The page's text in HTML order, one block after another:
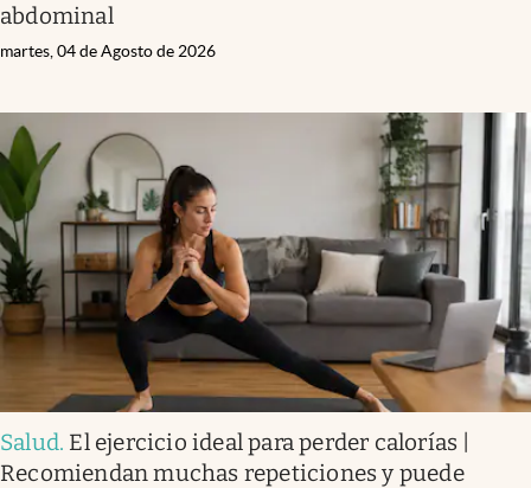
Argentina
abdominal
martes, 04 de Agosto de 2026
Salud. El ejercicio ideal para perder calorías |
Recomiendan muchas repeticiones y puede